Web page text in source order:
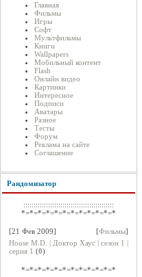
Главная
Фильмы
Игры
Софт
Мультфильмы
Книги
Wallpapers
Мобильный контент
Flash
Онлайн видео
Картинки
Интересное
Подписи
Аватары
Разное
Тесты
Форум
Реклама на сайте
Соглашение
Рандомизатор
::::::::::::::::::::::::::::::::::::::::::::
*=*=*=*=*=*=*=*=*=*=*=*
[21 Фев 2009] [Фильмы]
House M.D. | Доктор Хаус | сезон 1 |
серия 1 (0)
*=*=*=*=*=*=*=*=*=*=*=*